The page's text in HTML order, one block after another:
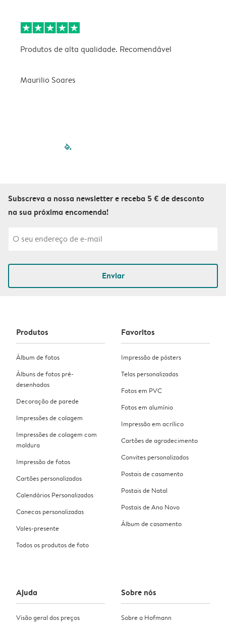
Produtos de alta qualidade. Recomendável
Maurilio Soares
filled-pagination
Subscreva a nossa newsletter e receba 5 € de desconto
na sua próxima encomenda!
Enviar
Produtos
Álbum de fotos
Álbuns de fotos pré-
desenhados
Decoração de parede
Impressões de colagem
Impressões de colagem com
moldura
Impressão de fotos
Cartões personalizados
Calendários Personalizados
Canecas personalizadas
Vales-presente
Todos os produtos de foto
Favoritos
Impressão de pósters
Telas personalizadas
Fotos em PVC
Fotos em alumínio
Impressão em acrílico
Cartões de agradecimento
Convites personalizados
Postais de casamento
Postais de Natal
Postais de Ano Novo
Álbum de casamento
Ajuda
Visão geral dos preços
Sobre nós
Sobre a Hofmann